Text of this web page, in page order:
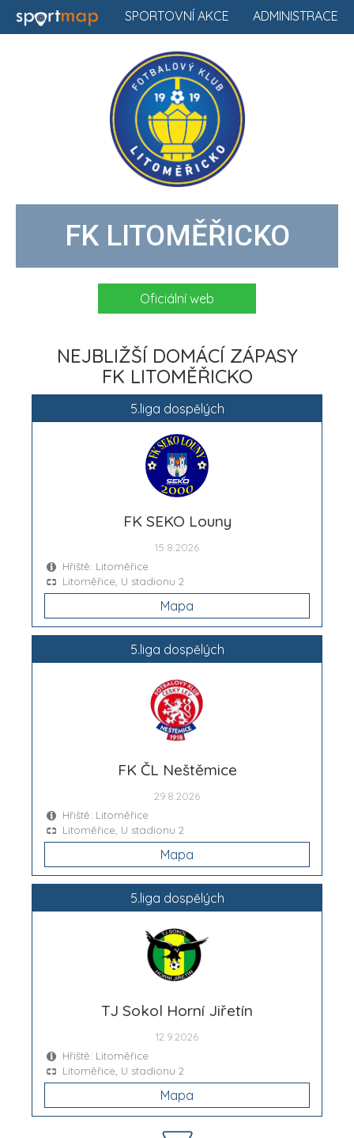
ADMINISTRACE
SPORTOVNÍ AKCE
FK LITOMĚŘICKO
Oficiální web
NEJBLIŽŠÍ DOMÁCÍ ZÁPASY
FK LITOMĚŘICKO
5.liga dospělých
FK SEKO Louny
15.8.2026
Hřiště: Litoměřice
Litoměřice, U stadionu 2
Mapa
5.liga dospělých
FK ČL Neštěmice
29.8.2026
Hřiště: Litoměřice
Litoměřice, U stadionu 2
Mapa
5.liga dospělých
TJ Sokol Horní Jiřetín
12.9.2026
Hřiště: Litoměřice
Litoměřice, U stadionu 2
Mapa